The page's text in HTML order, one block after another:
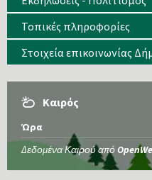
Τοπικές πληροφορίες
Στοιχεία επικοινωνίας
Καιρός
Ώρα
Δεδομένα Καιρού από